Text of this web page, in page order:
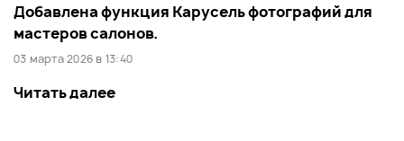
Добавлена функция Карусель фотографий для
мастеров салонов.
03 марта 2026 в 13:40
Читать далее